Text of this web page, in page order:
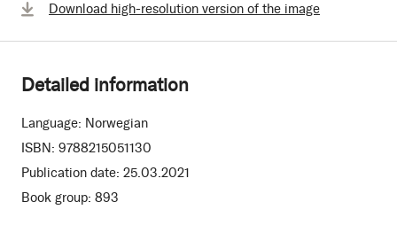
Download high-resolution version of the image
Detailed information
Language: Norwegian
ISBN: 9788215051130
Publication date: 25.03.2021
Book group: 893